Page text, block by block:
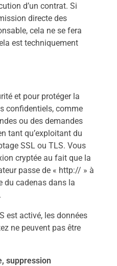
d’un contrat. Si
directe des
cela ne se fera
est techniquement
et pour protéger la
confidentiels, comme
ou des demandes
tant qu’exploitant du
SSL ou TLS. Vous
cryptée au fait que la
passe de « http:// » à
du cadenas dans la
est activé, les données
ne peuvent pas être
suppression